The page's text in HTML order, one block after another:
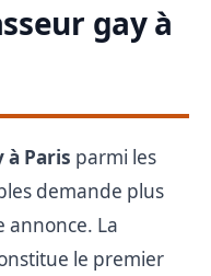
gay à
à Paris parmi les
demande plus
annonce. La
le premier